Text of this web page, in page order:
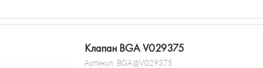
Клапан BGA V029375
Артикул: BGA@V029375